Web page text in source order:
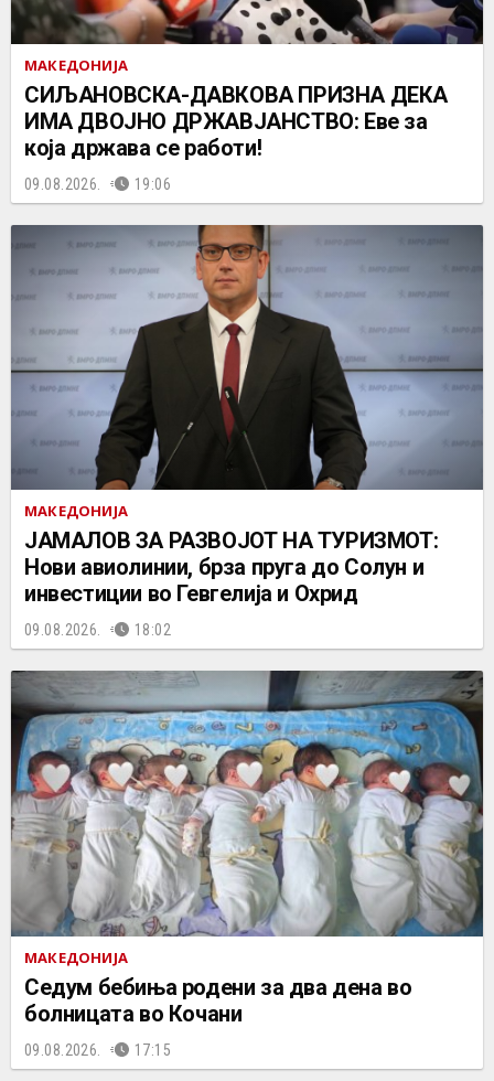
МАКЕДОНИЈА
СИЉАНОВСКА-ДАВКОВА ПРИЗНА ДЕКА
ИМА ДВОЈНО ДРЖАВЈАНСТВО: Еве за
која држава се работи!
09.08.2026. 19:06
МАКЕДОНИЈА
ЈАМАЛОВ ЗА РАЗВОЈОТ НА ТУРИЗМОТ:
Нови авиолинии, брза пруга до Солун и
инвестиции во Гевгелија и Охрид
09.08.2026. 18:02
МАКЕДОНИЈА
Седум бебиња родени за два дена во
болницата во Кочани
09.08.2026. 17:15